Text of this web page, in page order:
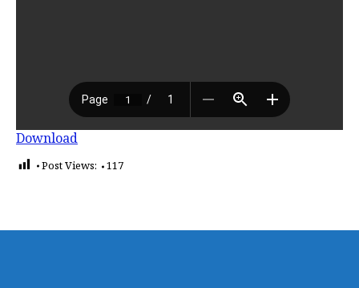
Download
Post Views: 117